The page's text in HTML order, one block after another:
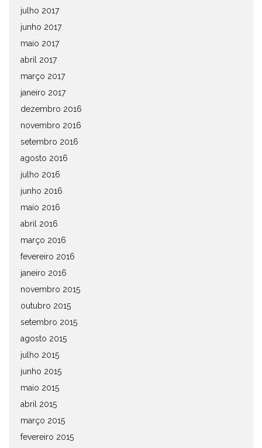
julho 2017
junho 2017
maio 2017
abril 2017
março 2017
janeiro 2017
dezembro 2016
novembro 2016
setembro 2016
agosto 2016
julho 2016
junho 2016
maio 2016
abril 2016
março 2016
fevereiro 2016
janeiro 2016
novembro 2015
outubro 2015
setembro 2015
agosto 2015
julho 2015
junho 2015
maio 2015
abril 2015
março 2015
fevereiro 2015